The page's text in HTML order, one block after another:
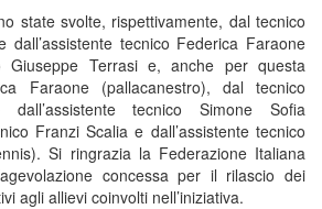
state svolte, rispettivamente, dal tecnico
dall’assistente tecnico Federica Faraone
Giuseppe Terrasi e, anche per questa
Faraone (pallacanestro), dal tecnico
tecnico Simone Sofia
Franzi Scalia e dall’assistente tecnico
Si ringrazia la Federazione Italiana
concessa per il rilascio dei
agli allievi coinvolti nell’iniziativa.